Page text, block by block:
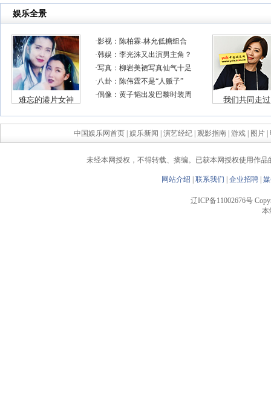
中国娱乐网首页| 娱乐新闻 演艺经纪| 观影指南| 游戏| 图片|
未经本网授权，不得转载、摘编。已获本网授权使用作
网站介绍 联系我们 企业招聘
辽ICP备11002676号
本